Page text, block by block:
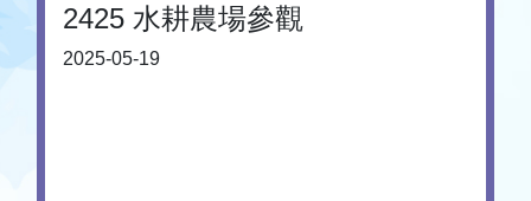
2425 水耕農場參觀
2025-05-19